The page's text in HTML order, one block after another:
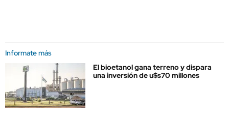
Informate más
El bioetanol gana terreno y dispara
una inversión de u$s70 millones